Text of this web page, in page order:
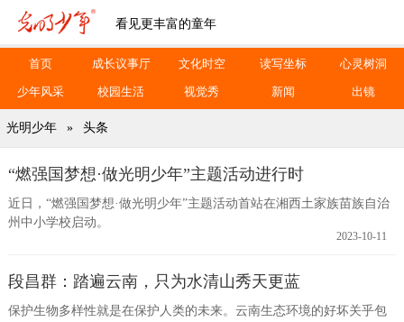
看见更丰富的童年
首页 成长议事厅 文化时空 读写坐标 心灵树洞
少年风采 校园生活 视觉秀 新闻 出镜
光明少年 » 头条
“燃强国梦想·做光明少年”主题活动进行时
近日，“燃强国梦想·做光明少年”主题活动首站在湘西土家族苗族自治
州中小学校启动。
2023-10-11
段昌群：踏遍云南，只为水清山秀天更蓝
保护生物多样性就是在保护人类的未来。云南生态环境的好坏关乎包